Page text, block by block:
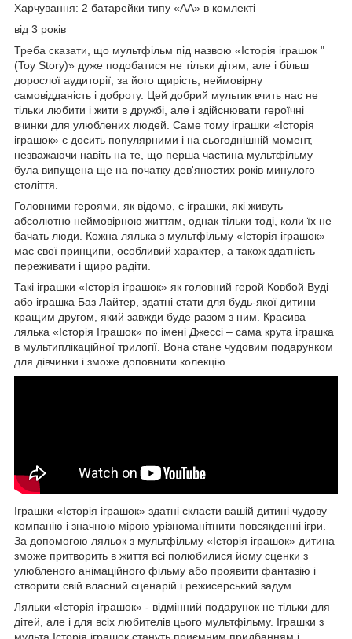
Харчування: 2 батарейки типу «АА» в комлекті
від 3 років
Треба сказати, що мультфільм під назвою «Історія іграшок "
(Toy Story)» дуже подобатися не тільки дітям, але і більш
дорослої аудиторії, за його щирість, неймовірну
самовідданість і доброту. Цей добрий мультик вчить нас не
тільки любити і жити в дружбі, але і здійснювати героїчні
вчинки для улюблених людей. Саме тому іграшки «Історія
іграшок» є досить популярними і на сьогоднішній момент,
незважаючи навіть на те, що перша частина мультфільму
була випущена ще на початку дев'яностих років минулого
століття.
Головними героями, як відомо, є іграшки, які живуть
абсолютно неймовірною життям, однак тільки тоді, коли їх не
бачать люди. Кожна лялька з мультфільму «Історія іграшок»
має свої принципи, особливий характер, а також здатність
переживати і щиро радіти.
Такі іграшки «Історія іграшок» як головний герой Ковбой Вуді
або іграшка Баз Лайтер, здатні стати для будь-якої дитини
кращим другом, який завжди буде разом з ним. Красива
лялька «Історія Іграшок» по імені Джессі – сама крута іграшка
в мультиплікаційної трилогії. Вона стане чудовим подарунком
для дівчинки і зможе доповнити колекцію.
Іграшки «Історія іграшок» здатні скласти вашій дитині чудову
компанію і значною мірою урізноманітнити повсякденні ігри.
За допомогою ляльок з мультфільму «Історія іграшок» дитина
зможе притворить в життя всі полюбилися йому сценки з
улюбленого анімаційного фільму або проявити фантазію і
створити свій власний сценарій і режисерський задум.
Ляльки «Історія іграшок» - відмінний подарунок не тільки для
дітей, але і для всіх любителів цього мультфільму. Іграшки з